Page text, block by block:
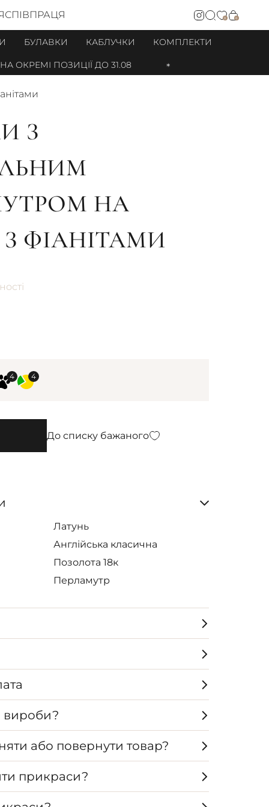
СПІВПРАЦЯ 0 0
БУЛАВКИ КАБЛУЧКИ КОМПЛЕКТИ
ПОЗИЦІЇ ДО 31.08
З
НА
ФІАНІТАМИ
До списку бажаного
Латунь
Англійська класична
Позолота 18к
Перламутр
вироби?
або повернути товар?
прикраси?